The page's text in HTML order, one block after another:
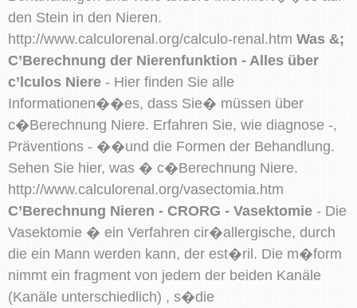
den Stein in den Nieren.
http://www.calculorenal.org/calculo-renal.htm Was &;
C’Berechnung der Nierenfunktion - Alles über
c’lculos Niere - Hier finden Sie alle
Informationen��es, dass Sie� müssen über
c�Berechnung Niere. Erfahren Sie, wie diagnose -,
Präventions - ��und die Formen der Behandlung.
Sehen Sie hier, was � c�Berechnung Niere.
http://www.calculorenal.org/vasectomia.htm
C’Berechnung Nieren - CRORG - Vasektomie - Die
Vasektomie � ein Verfahren cir�allergische, durch
die ein Mann werden kann, der est�ril. Die m�form
nimmt ein fragment von jedem der beiden Kanäle
(Kanäle unterschiedlich) , s�die